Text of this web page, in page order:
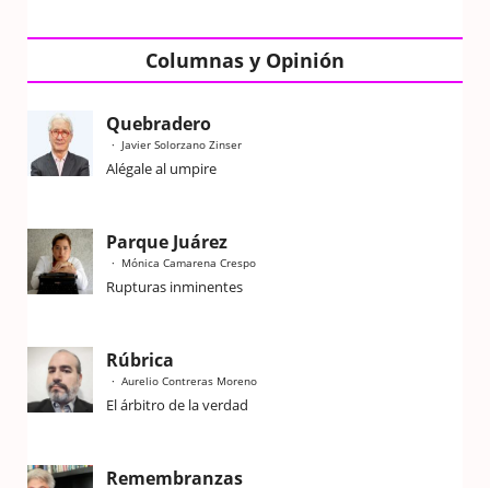
Columnas y Opinión
Quebradero
Javier Solorzano Zinser
Alégale al umpire
Parque Juárez
Mónica Camarena Crespo
Rupturas inminentes
Rúbrica
Aurelio Contreras Moreno
El árbitro de la verdad
Remembranzas